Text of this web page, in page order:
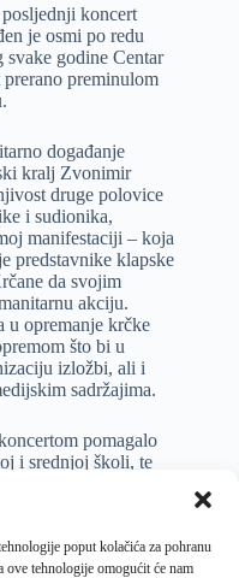
poput kolačića za pohranu
tehnologije omogućit će nam
koncert
je osmi po redu
svake godine Centar
preminulom
događanje
kralj Zvonimir
druge polovice
i sudionika,
manifestaciji – koja
predstavnike klapske
da svojim
akciju.
u opremanje krčke
što bi u
izložbi, ali i
sadržajima.
pomagalo
i srednjoj školi, te
Rašketa (m),
Tić (m), Klapa Teha